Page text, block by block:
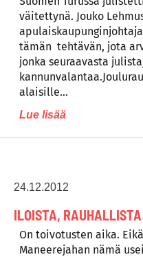
väitettynä. Jouko
tämän tehtävän, jota
jonka seuraavasta
alaisille…
Lue lisää
24.12.2012
ILOISTA,
On toivotusten aika.
Maneerejahan nämä